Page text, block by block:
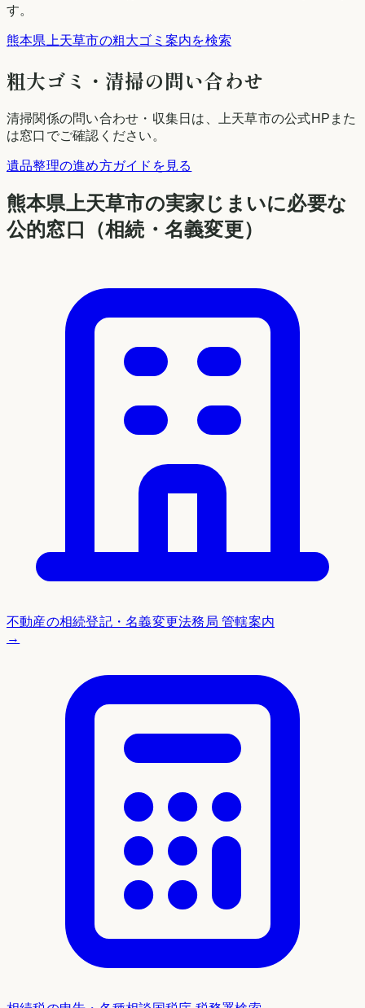
す。
熊本県上天草市の粗大ゴミ案内を検索
粗大ゴミ・清掃の問い合わせ
清掃関係の問い合わせ・収集日は、 上天草市の公式HPまた
は窓口でご確認ください。
遺品整理の進め方ガイドを見る
熊本県上天草市の実家じまいに必要な
公的窓口（相続・名義変更）
不動産の相続登記・名義変更法務局 管轄案内
→